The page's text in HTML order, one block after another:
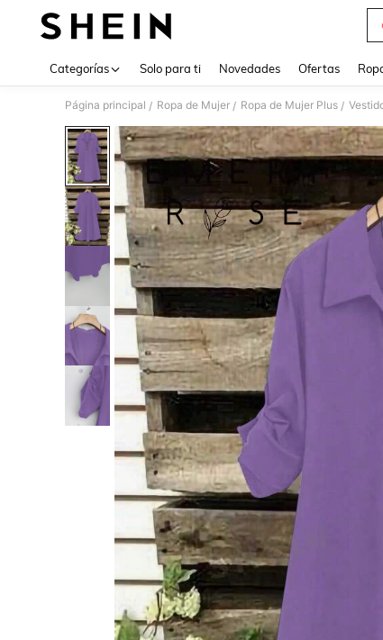
Categorías Solo para ti Novedades Ofertas
Página principal / Ropa de Mujer / Ropa de Mujer Plus /